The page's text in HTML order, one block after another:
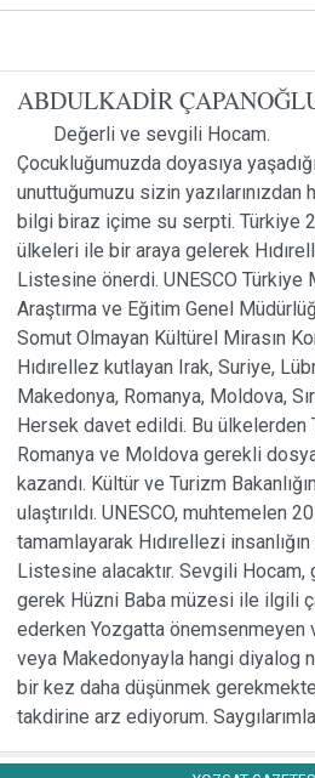
ABDULKADİR
Değerli ve sevgili Hocam.
Çocukluğumuzda doyasıya
unuttuğumuzu sizin yazılarınızdan
bilgi biraz içime su serpti. Türkiye
ülkeleri ile bir araya gelerek
Listesine önerdi. UNESCO Türkiye
Araştırma ve Eğitim Genel
Somut Olmayan Kültürel Mirasın
Hıdırellez kutlayan Irak, Suriye,
Makedonya, Romanya, Moldova,
Hersek davet edildi. Bu ülkelerden
Romanya ve Moldova gerekli
kazandı. Kültür ve Turizm
ulaştırıldı. UNESCO, muhtemelen
tamamlayarak Hıdırellezi
Listesine alacaktır. Sevgili
gerek Hüzni Baba müzesi ile ilgili
ederken Yozgatta
veya Makedonyayla hangi diyalog
bir kez daha düşünmek
takdirine arz ediyorum.